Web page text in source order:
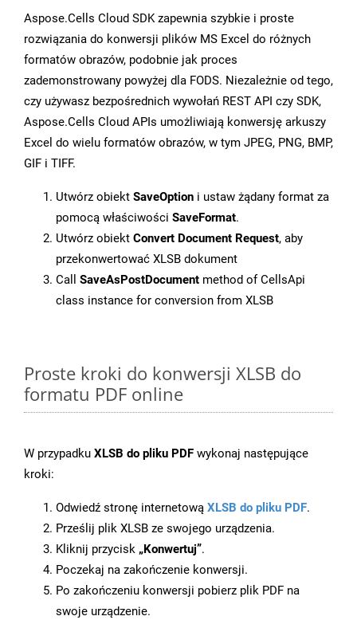
Aspose.Cells Cloud SDK zapewnia szybkie i proste
rozwiązania do konwersji plików MS Excel do różnych
formatów obrazów, podobnie jak proces
zademonstrowany powyżej dla FODS. Niezależnie od tego,
czy używasz bezpośrednich wywołań REST API czy SDK,
Aspose.Cells Cloud APIs umożliwiają konwersję arkuszy
Excel do wielu formatów obrazów, w tym JPEG, PNG, BMP,
GIF i TIFF.
Utwórz obiekt SaveOption i ustaw żądany format za
pomocą właściwości SaveFormat.
Utwórz obiekt Convert Document Request, aby
przekonwertować XLSB dokument
Call SaveAsPostDocument method of CellsApi
class instance for conversion from XLSB
Proste kroki do konwersji XLSB do
formatu PDF online
W przypadku XLSB do pliku PDF wykonaj następujące
kroki:
Odwiedź stronę internetową XLSB do pliku PDF.
Prześlij plik XLSB ze swojego urządzenia.
Kliknij przycisk „Konwertuj”.
Poczekaj na zakończenie konwersji.
Po zakończeniu konwersji pobierz plik PDF na
swoje urządzenie.